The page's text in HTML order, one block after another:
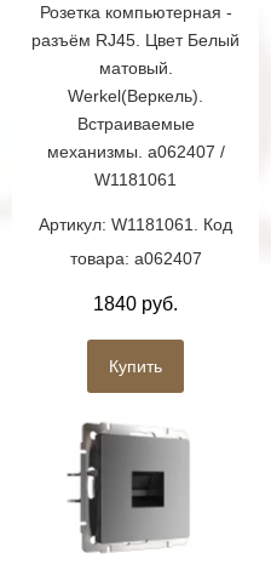
Розетка компьютерная -
разъём RJ45. Цвет Белый
матовый.
Werkel(Веркель).
Встраиваемые
механизмы. a062407 /
W1181061
Артикул: W1181061. Код
товара: a062407
1840 руб.
Купить